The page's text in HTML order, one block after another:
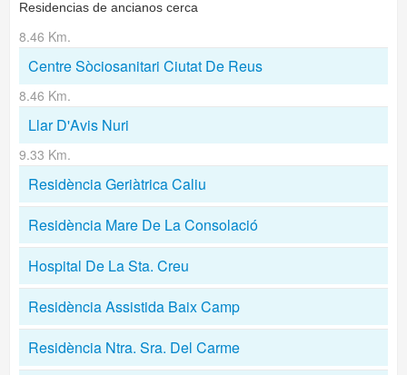
Residencias de ancianos cerca
8.46 Km.
Centre Sòciosanitari Ciutat De Reus
8.46 Km.
Llar D'Avis Nuri
9.33 Km.
Residència Geriàtrica Caliu
Residència Mare De La Consolació
Hospital De La Sta. Creu
Residència Assistida Baix Camp
Residència Ntra. Sra. Del Carme